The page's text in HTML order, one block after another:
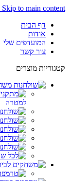
Skip to main content
דף הבית
אודות
המועדפים שלי
צור קשר
קטגוריות מוצרים
למטרה